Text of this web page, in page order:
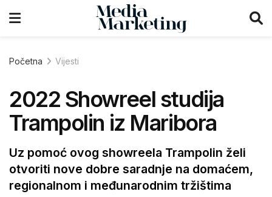
Početna Vijesti
2022 Showreel studija
Trampolin iz Maribora
Uz pomoć ovog showreela Trampolin želi
otvoriti nove dobre saradnje na domaćem,
regionalnom i međunarodnim tržištima